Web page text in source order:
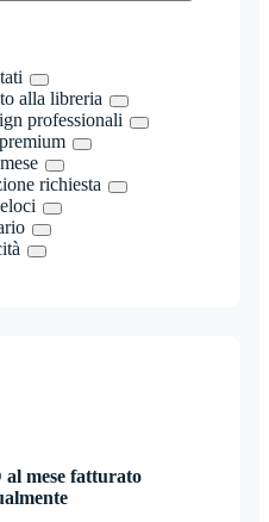
alla libreria
professionali
richiesta
al mese fatturato